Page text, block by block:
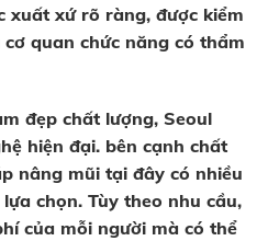
xuất xứ rõ ràng, được kiểm
quan chức năng có thẩm
đẹp chất lượng, Seoul
hiện đại. bên cạnh chất
nâng mũi tại đây có nhiều
chọn. Tùy theo nhu cầu,
của mỗi người mà có thể